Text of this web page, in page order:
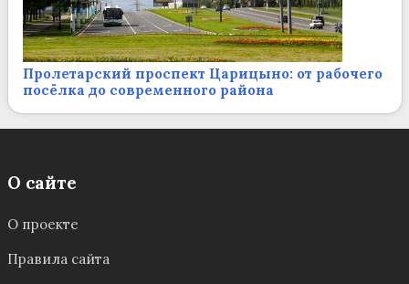
Пролетарский проспект Царицыно: от рабочего
посёлка до современного района
О сайте
О проекте
Правила сайта